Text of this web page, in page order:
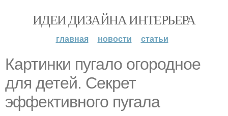
ИДЕИ ДИЗАЙНА ИНТЕРЬЕРА
главная новости статьи
Картинки пугало огородное
для детей. Секрет
эффективного пугала